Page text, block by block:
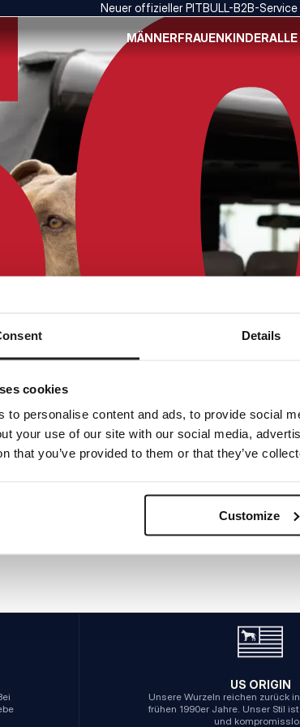
Details
cookies
to personalise content and ads, to provide social
your use of our site with our social media,
that you’ve provided to them or that they’ve
Customize
Neuer offizieller PITBULL-B2B-
MÄNNERFRAUENKINDERALLE
INTERNER
ZURÜCK ZUR
US ORIGIN
Unsere Wurzeln reichen zurück
frühen 1990er Jahre. Unser Stil
und